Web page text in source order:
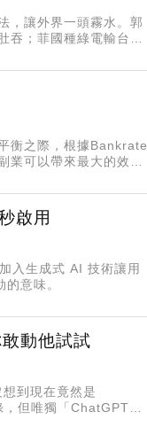
，讓外界一頭霧水。郭
；菲國種綠電輸台報
衡之際，根據Bankrate
業可以帶來最大的效益
啟用
入生成式 AI 技術讓用
意味。
動他試試
到現在竟然是
但唯獨「ChatGPT絕